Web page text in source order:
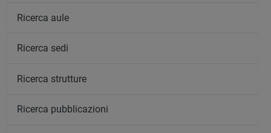
Ricerca aule
Ricerca sedi
Ricerca strutture
Ricerca pubblicazioni